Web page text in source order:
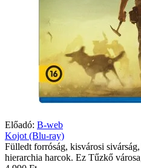
Előadó: B-web
Kojot (Blu-ray)
Fülledt forróság, kisvárosi
hierarchia harcok. Ez Tűzkő